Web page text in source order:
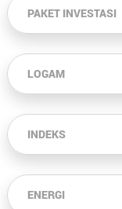
PAKET INVESTASI
LOGAM
INDEKS
ENERGI